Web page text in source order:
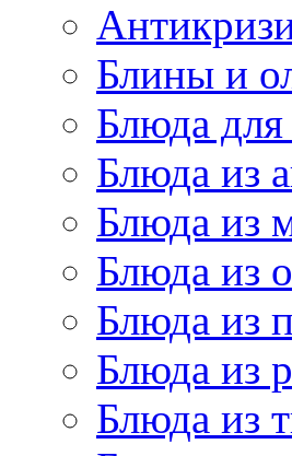
Блины и
Блюда для
Блюда из
Блюда из
Блюда из
Блюда из
Блюда из
Блюда из